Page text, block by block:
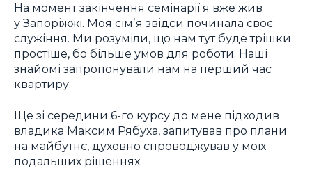
На момент закінчення семінарії я вже жив
у Запоріжжі. Моя сімʼя звідси починала своє
служіння. Ми розуміли, що нам тут буде трішки
простіше, бо більше умов для роботи. Наші
знайомі запропонували нам на перший час
квартиру.
Ще зі середини 6-го курсу до мене підходив
владика Максим Рябуха, запитував про плани
на майбутнє, духовно спроводжував у моїх
подальших рішеннях.